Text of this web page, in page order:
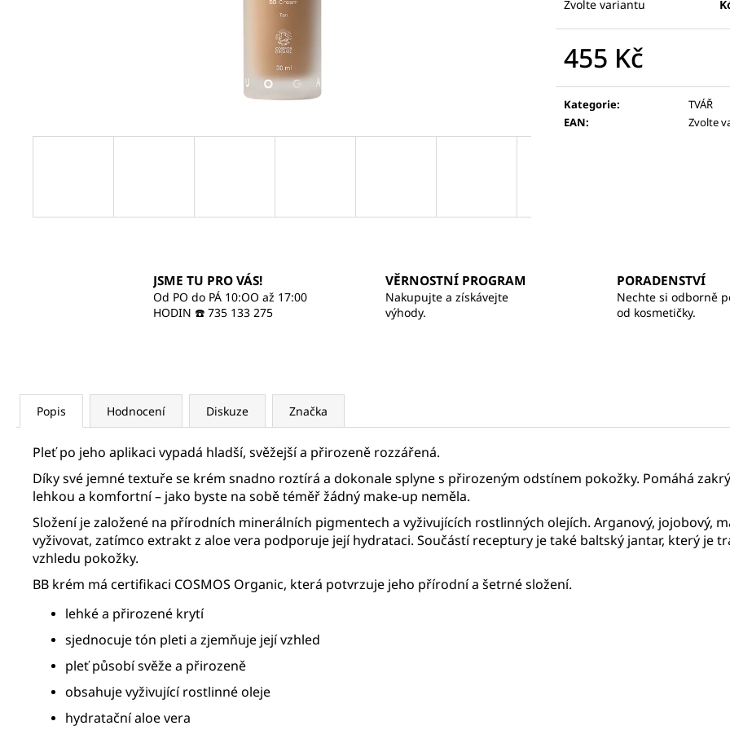
Zvolte variantu
455 Kč
Kategorie:
TVÁŘ
EAN: Zvolte
JSME TU PRO VÁS!
Od PO do PÁ 10:OO až 17:00
HODIN ☎️ 735 133 275
VĚRNOSTNÍ PROGRAM
Nakupujte a získávejte
výhody.
PORADENSTVÍ
Nechte si odborně
od kosmetičky.
Popis Hodnocení Diskuze Značka
Pleť po jeho aplikaci vypadá hladší, svěžejší a přirozeně rozzářená.
Díky své jemné textuře se krém snadno roztírá a dokonale splyne s přirozeným odstínem pokožky. Pomáhá
lehkou a komfortní – jako byste na sobě téměř žádný make-up neměla.
Složení je založené na přírodních minerálních pigmentech a vyživujících rostlinných olejích. Arganový, jojobový,
vyživovat, zatímco extrakt z aloe vera podporuje její hydrataci. Součástí receptury je také baltský jantar, který je
vzhledu pokožky.
BB krém má certifikaci COSMOS Organic, která potvrzuje jeho přírodní a šetrné složení.
lehké a přirozené krytí
sjednocuje tón pleti a zjemňuje její vzhled
pleť působí svěže a přirozeně
obsahuje vyživující rostlinné oleje
hydratační aloe vera